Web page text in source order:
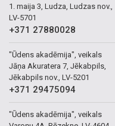
1. maija 3, Ludza, Ludzas nov.,
LV-5701
+371 27880028
"Ūdens akadēmija", veikals
Jāņa Akuratera 7, Jēkabpils,
Jēkabpils nov., LV-5201
+371 29475094
"Ūdens akadēmija", veikals